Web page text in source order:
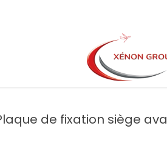
Demande de
Plaque de fixation siège